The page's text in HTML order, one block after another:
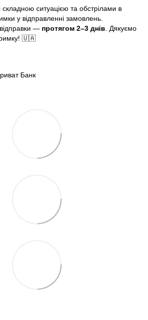
складною ситуацією та обстрілами в
у відправленні замовлень.
— протягом 2–3 днів . Дякуємо
🇺🇦
Банк